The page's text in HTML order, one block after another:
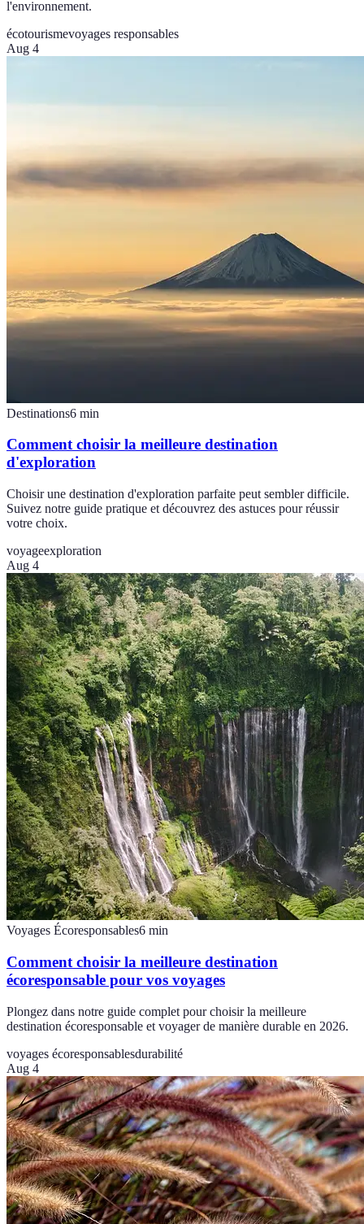
l'environnement.
écotourismevoyages responsables
Aug 4
Destinations6 min
Comment choisir la meilleure destination
d'exploration
Choisir une destination d'exploration parfaite peut sembler difficile.
Suivez notre guide pratique et découvrez des astuces pour réussir
votre choix.
voyageexploration
Aug 4
Voyages Écoresponsables6 min
Comment choisir la meilleure destination
écoresponsable pour vos voyages
Plongez dans notre guide complet pour choisir la meilleure
destination écoresponsable et voyager de manière durable en 2026.
voyages écoresponsablesdurabilité
Aug 4